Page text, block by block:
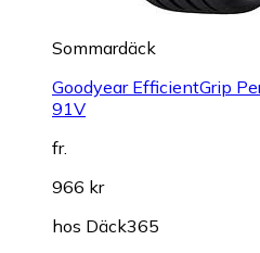
Sommardäck
Goodyear EfficientGrip
91V
fr.
966 kr
hos Däck365